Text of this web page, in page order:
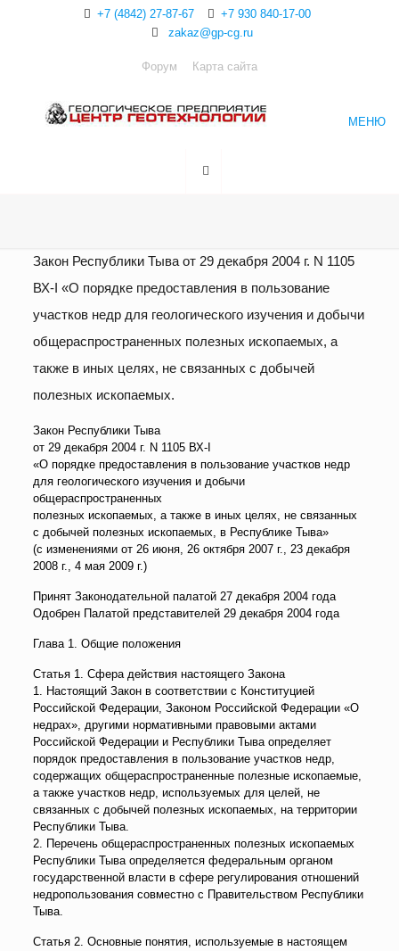
+7 (4842) 27-87-67
+7 930 840-17-00
zakaz@gp-cg.ru
Форум Карта сайта
МЕНЮ
Закон Республики Тыва от 29 декабря 2004 г. N 1105
ВХ-I «О порядке предоставления в пользование
участков недр для геологического изучения и добычи
общераспространенных полезных ископаемых, а
также в иных целях, не связанных с добычей
полезных ископаемых.
Закон Республики Тыва
от 29 декабря 2004 г. N 1105 ВХ-I
«О порядке предоставления в пользование участков недр
для геологического изучения и добычи
общераспространенных
полезных ископаемых, а также в иных целях, не связанных
с добычей полезных ископаемых, в Республике Тыва»
(с изменениями от 26 июня, 26 октября 2007 г., 23 декабря
2008 г., 4 мая 2009 г.)
Принят Законодательной палатой 27 декабря 2004 года
Одобрен Палатой представителей 29 декабря 2004 года
Глава 1. Общие положения
Статья 1. Сфера действия настоящего Закона
1. Настоящий Закон в соответствии с Конституцией
Российской Федерации, Законом Российской Федерации «О
недрах», другими нормативными правовыми актами
Российской Федерации и Республики Тыва определяет
порядок предоставления в пользование участков недр,
содержащих общераспространенные полезные ископаемые,
а также участков недр, используемых для целей, не
связанных с добычей полезных ископаемых, на территории
Республики Тыва.
2. Перечень общераспространенных полезных ископаемых
Республики Тыва определяется федеральным органом
государственной власти в сфере регулирования отношений
недропользования совместно с Правительством Республики
Тыва.
Статья 2. Основные понятия, используемые в настоящем